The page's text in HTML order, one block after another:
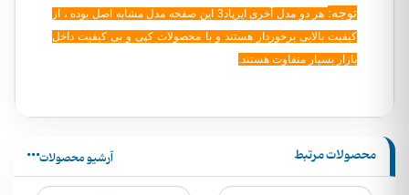
توجه:
هر دو مدل آخری ایرپاد3 این صفحه مدل مشابه اصل بوده ، از
کیفیت بالایی برخوردار هستند و با محصولات کپی و بی کیفیت داخل
بازار بسیار متفاوت هستند.
محصولات مرتبط آرشیو محصولات